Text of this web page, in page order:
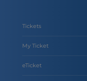
Tickets
My Ticket
eTicket